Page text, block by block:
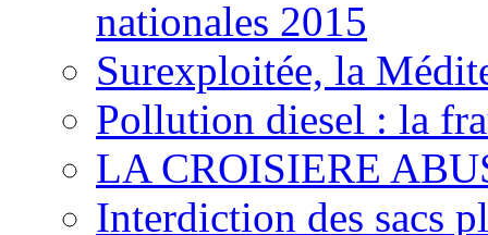
nationales 2015
Surexploitée, la
Pollution diesel : la
LA CROISIERE
Interdiction des sacs